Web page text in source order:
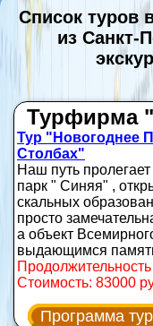
Список туров
из Санкт-
Турфирма
Тур "Новогоднее
Столбах"
Наш путь
парк " Синяя" ,
скальных
просто
а объект
выдающимся
Стоимость: 83000
Программа